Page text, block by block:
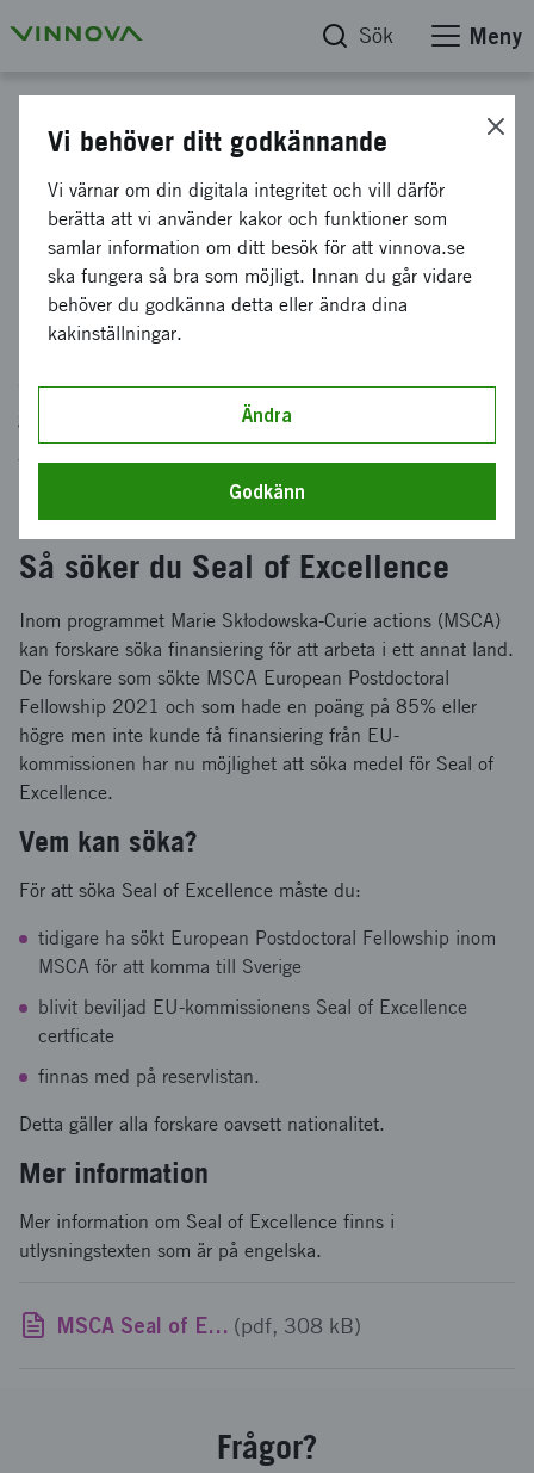
Sök Meny
Seal of excellence – Marie
Skłodowska-Curie Actions
Genom EU:s Seal of Excellence finns det
möjlighet för forskare att söka finansiering för
att arbeta i Sverige om du tidigare ansökt
genom programmet Marie Skłodowska-Curie
Actions.
Så söker du Seal of Excellence
Inom programmet Marie Skłodowska-Curie actions (MSCA)
kan forskare söka finansiering för att arbeta i ett annat land.
De forskare som sökte MSCA European Postdoctoral
Fellowship 2021 och som hade en poäng på 85% eller
högre men inte kunde få finansiering från EU-
kommissionen har nu möjlighet att söka medel för Seal of
Excellence.
Vem kan söka?
För att söka Seal of Excellence måste du:
tidigare ha sökt European Postdoctoral Fellowship inom
MSCA för att komma till Sverige
blivit beviljad EU-kommissionens Seal of Excellence
certficate
finnas med på reservlistan.
Detta gäller alla forskare oavsett nationalitet.
Mer information
Mer information om Seal of Excellence finns i
utlysningstexten som är på engelska.
MSCA Seal of Excellence - call 2022 (pdf, 308 kB)
Frågor?
Vi behöver ditt godkännande
Vi värnar om din digitala integritet och vill därför
berätta att vi använder kakor och funktioner som
samlar information om ditt besök för att vinnova.se
ska fungera så bra som möjligt. Innan du går vidare
behöver du godkänna detta eller ändra dina
kakinställningar.
Ändra
Godkänn